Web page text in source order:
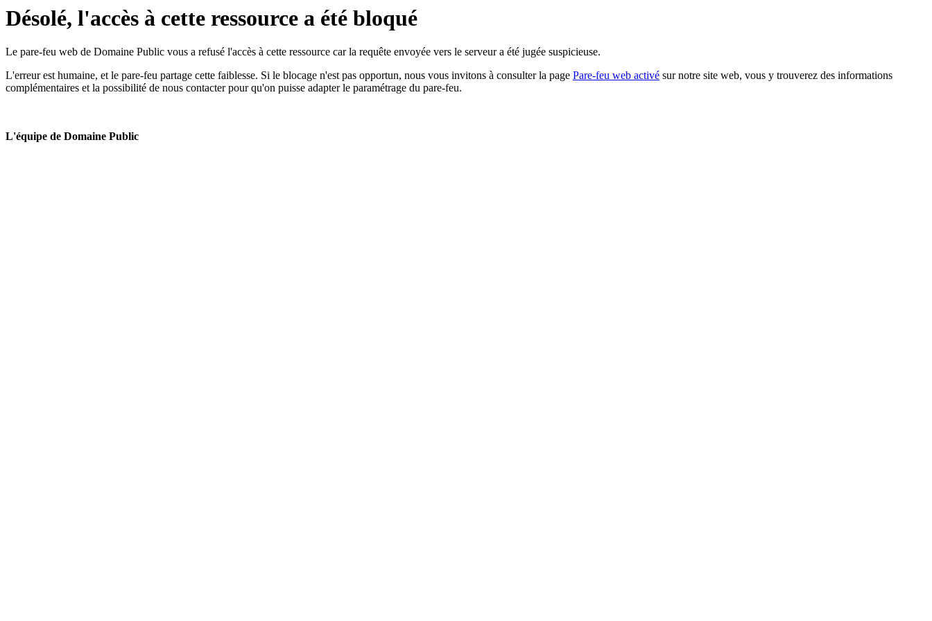
Désolé, l'accès à cette ressource a été bloqué
Le pare-feu web de Domaine Public vous a refusé l'accès à cette ressource car la requête envoyée vers le serveur a été jugée suspicieuse.
L'erreur est humaine, et le pare-feu partage cette faiblesse. Si le blocage n'est pas opportun, nous vous invitons à consulter la page Pare-feu web activé sur notre site web, vous y trouverez des informations
complémentaires et la possibilité de nous contacter pour qu'on puisse adapter le paramétrage du pare-feu.
L'équipe de Domaine Public